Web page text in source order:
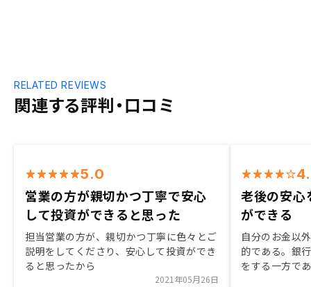
関連する評判・口コミ
RELATED REVIEWS
5.0
営業の方が親切かつ丁寧で安心
して投資ができると思った
担当営業の方が、親切かつ丁寧に色々とご
説明をしてくださり、安心して投資ができ
ると思ったから
2021年05月26日
老後の安心
ができる
自分のお金以
的である。銀
をする一方で